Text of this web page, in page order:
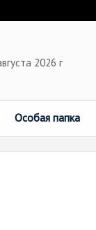
2026 г
Особая папка